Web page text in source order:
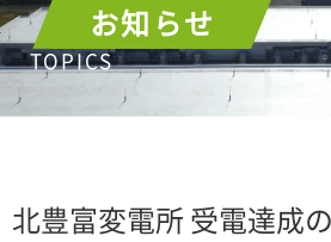
お知らせ
TOPICS
北豊富変電所 受電達成